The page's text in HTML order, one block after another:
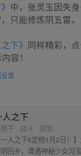
中，张灵玉因失
只能修炼阴五雷。
下》 同样精彩，
容！
馈
人之下
子 · 战斗 · 搞笑
一人之下6定档1月2日！
回乡，遭遇神秘少女冯